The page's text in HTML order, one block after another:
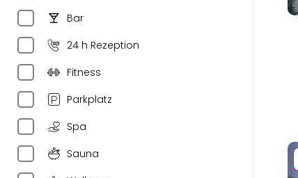
Bar
24 h Rezeption
Fitness
Parkplatz
Spa
Sauna